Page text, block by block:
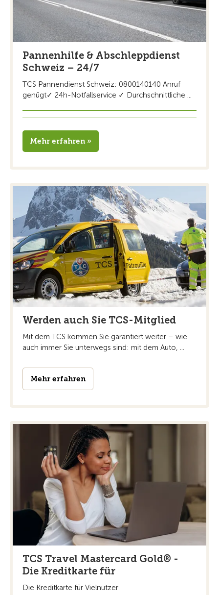
Pannenhilfe & Abschleppdienst
Schweiz – 24/7
TCS Pannendienst Schweiz: 0800140140 Anruf
genügt✓ 24h-Notfallservice ✓ Durchschnittliche ...
Mehr erfahren »
Werden auch Sie TCS-Mitglied
Mit dem TCS kommen Sie garantiert weiter – wie
auch immer Sie unterwegs sind: mit dem Auto, ...
Mehr erfahren
TCS Travel Mastercard Gold® -
Die Kreditkarte für
Die Kreditkarte für Vielnutzer